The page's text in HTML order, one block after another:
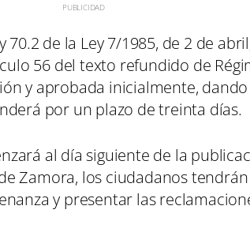
de la Ley 7/1985, de 2 de
56 del texto refundido de
y aprobada inicialmente,
por un plazo de treinta días.
al día siguiente de la
Zamora, los ciudadanos
y presentar las